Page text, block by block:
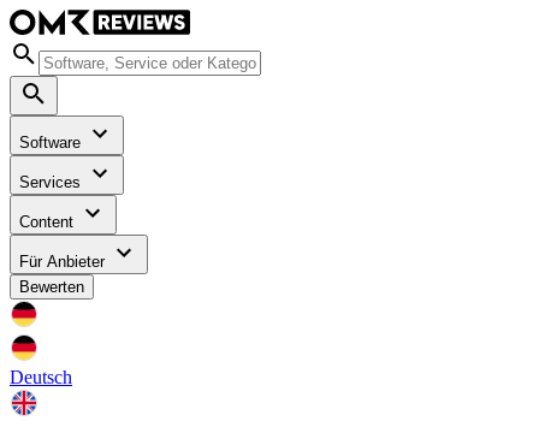
Software
Services
Content
Für Anbieter
Bewerten
Deutsch